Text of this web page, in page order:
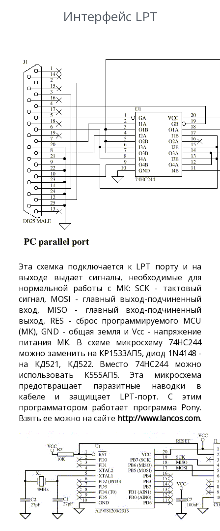
Интерфейс LPT
Эта схемка подключается к LPT порту и на
выходе выдает сигналы, необходимые для
нормальной работы с МК: SCK - тактовый
сигнал, MOSI - главный выход-подчиненный
вход, MISO - главный вход-подчиненный
выход, RES - сброс программируемого MCU
(МК), GND - общая земля и Vcc - напряжение
питания МК. В схеме микросхему 74НС244
можно заменить на КР1533АП5, диод 1N4148 -
на КД521, КД522. Вместо 74НС244 можно
использовать К555АП5. Эта микросхема
предотвращает паразитные наводки в
кабеле и защищает LPT-порт. С этим
программатором работает программа Pony.
Взять ее можно на сайте http://www.lancos.com.